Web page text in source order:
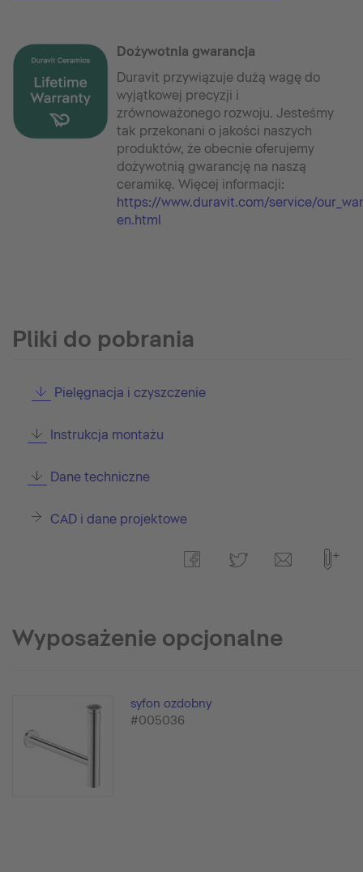
Dożywotnia gwarancja
Duravit przywiązuje dużą wagę do
wyjątkowej precyzji i
zrównoważonego rozwoju. Jesteśmy
tak przekonani o jakości naszych
produktów, że obecnie oferujemy
dożywotnią gwarancję na naszą
ceramikę. Więcej informacji:
https://www.duravit.com/service/
en.html
Pliki do pobrania
Pielęgnacja i czyszczenie
Instrukcja montażu
Dane techniczne
CAD i dane projektowe
Wyposażenie opcjonalne
syfon ozdobny
#005036